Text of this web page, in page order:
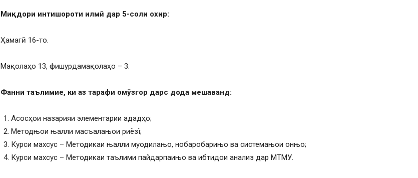
Миқдори интишороти илмӣ дар 5-соли охир:
Ҳамагӣ 16-то.
Мақолаҳо 13, фишурдамақолаҳо – 3.
Фанни таълимие, ки аз тарафи омӯзгор дарс дода мешаванд:
Асосҳои назарияи элементарии ададҳо;
Методњои њалли масъалањои риёзї;
Курси махсус – Методикаи њалли муодилањо, нобаробарињо ва системањои онњо;
Курси махсус – Методикаи таълими пайдарпаињо ва ибтидои анализ дар МТМУ.